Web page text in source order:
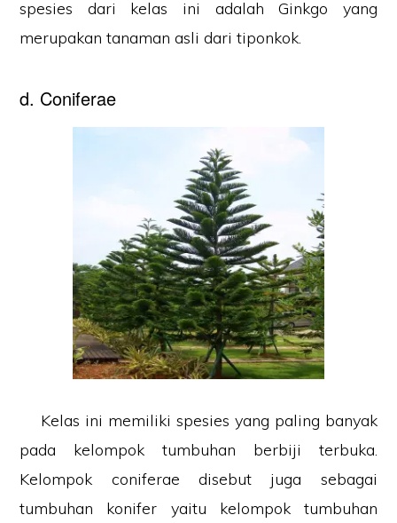
spesies dari kelas ini adalah Ginkgo yang
merupakan tanaman asli dari tiponkok.
d. Coniferae
Kelas ini memiliki spesies yang paling banyak
pada kelompok tumbuhan berbiji terbuka.
Kelompok coniferae disebut juga sebagai
tumbuhan konifer yaitu kelompok tumbuhan